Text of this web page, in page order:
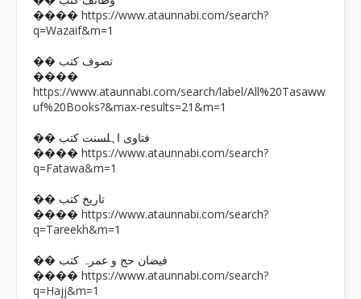
���� https://www.ataunnabi.com/search?
q=Wazaif&m=1
�� تصوف کتب
����
https://www.ataunnabi.com/search/label/All%20Tasaww
uf%20Books?&max-results=21&m=1
�� فتاوی اہلسنت کتب
���� https://www.ataunnabi.com/search?
q=Fatawa&m=1
�� تاریخ کتب
���� https://www.ataunnabi.com/search?
q=Tareekh&m=1
�� فیضان حج و عمرہ کتب
���� https://www.ataunnabi.com/search?
q=Hajj&m=1